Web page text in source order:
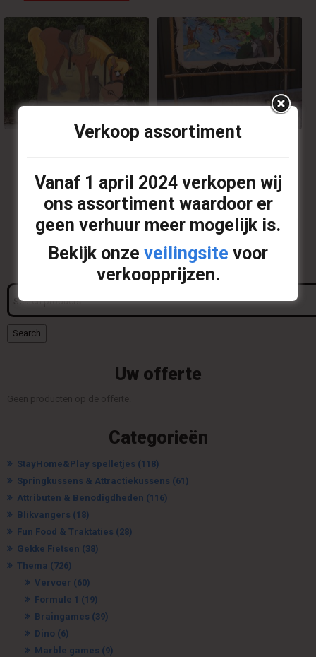
multiple
may
chosen
the
product
Paard Voeren
Op offerte plaatsen
Apachevel
Op offerte plaatsen
Search
for:
Search
Uw offerte
Geen producten op de offerte.
Categorieën
StayHome&Play spelletjes (118)
Springkussens & Attractiekussens (61)
Attributen & Benodigdheden (116)
Blikvangers (18)
Fun Food & Traktaties (28)
Gekke Fietsen (38)
Thema (726)
Vervoer (60)
Formule 1 (19)
Braingames (39)
Dino (6)
Marble games (9)
Verkoop assortiment
Vanaf 1 april 2024verkopen wij
ons assortiment waardoor er
geen verhuur meer mogelijk is.
Bekijk onze veilingsite voor
verkoopprijzen.